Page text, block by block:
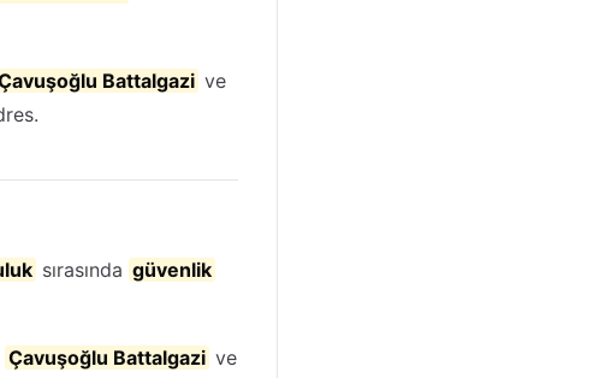
Battalgazi ve
sırasında güvenlik
Çavuşoğlu Battalgazi ve